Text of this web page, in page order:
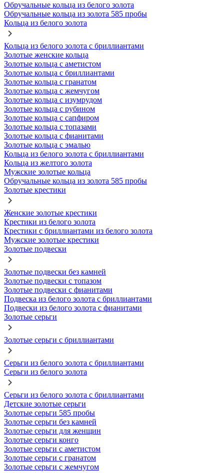
Обручальные кольца из белого золота
Обручальные кольца из золота 585 пробы
Кольца из белого золота
Кольца из белого золота с бриллиантами
Золотые женские кольца
Золотые кольца с аметистом
Золотые кольца с бриллиантами
Золотые кольца с гранатом
Золотые кольца с жемчугом
Золотые кольца с изумрудом
Золотые кольца с рубином
Золотые кольца с сапфиром
Золотые кольца с топазами
Золотые кольца с фианитами
Золотые кольца с эмалью
Кольца из белого золота с бриллиантами
Кольца из желтого золота
Мужские золотые кольца
Обручальные кольца из золота 585 пробы
Золотые крестики
Женские золотые крестики
Крестики из белого золота
Крестики с бриллиантами из белого золота
Мужские золотые крестики
Золотые подвески
Золотые подвески без камней
Золотые подвески с топазом
Золотые подвески с фианитами
Подвеска из белого золота с бриллиантами
Подвески из белого золота с фианитами
Золотые серьги
Золотые серьги с бриллиантами
Серьги из белого золота с бриллиантами
Серьги из белого золота
Серьги из белого золота с бриллиантами
Детские золотые серьги
Золотые серьги 585 пробы
Золотые серьги без камней
Золотые серьги для женщин
Золотые серьги конго
Золотые серьги с аметистом
Золотые серьги с гранатом
Золотые серьги с жемчугом